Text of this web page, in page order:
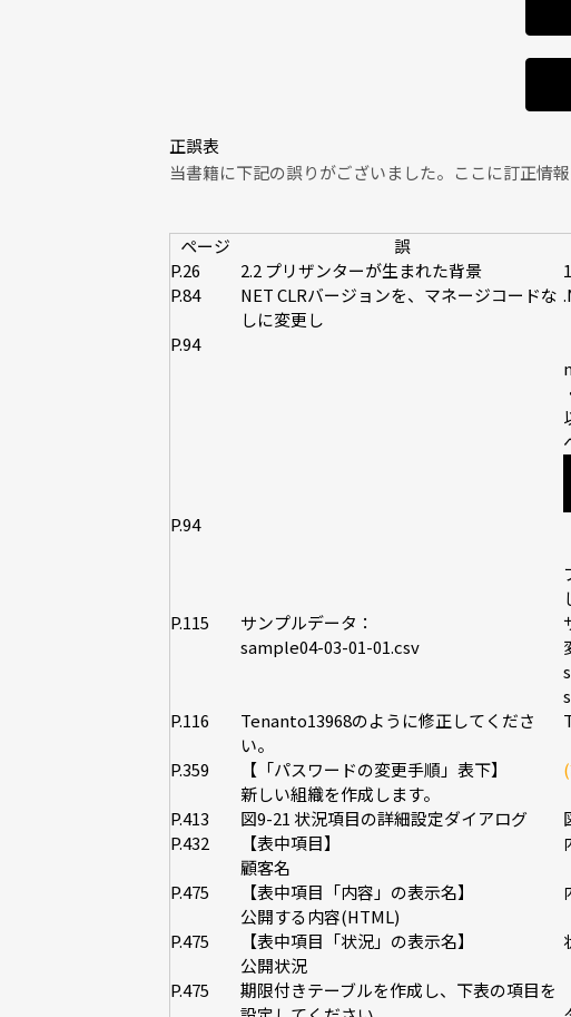
正誤表
当書籍に下記の誤りがございました。ここに訂正情
ページ 誤
P.26
2.2 プリザンターが生まれた背景
P.84
NET CLRバージョンを、マネージコードな
しに変更し
P.94
P.94
P.115
サンプルデータ：
sample04-03-01-01.csv
P.116
Tenanto13968のように修正してくださ
い。
P.359
【「パスワードの変更手順」表下】
新しい組織を作成します。
P.413 図9-21 状況項目の詳細設定ダイアログ
P.432
【表中項目】
顧客名
P.475
【表中項目「内容」の表示名】
公開する内容(HTML)
P.475
【表中項目「状況」の表示名】
公開状況
P.475
期限付きテーブルを作成し、下表の項目を